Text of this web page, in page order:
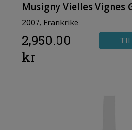
Musigny Vielles Vignes
2007, Frankrike
2,950.00
kr